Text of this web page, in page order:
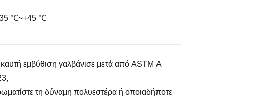
℃~+45 ℃
εμβύθιση γαλβάνισε μετά από ASTM Α
τη δύναμη πολυεστέρα ή οποιαδήποτε